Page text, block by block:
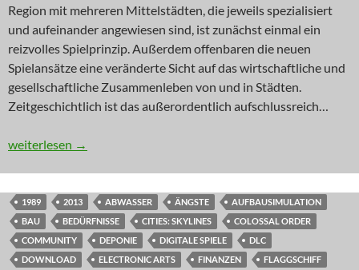
Region mit mehreren Mittelstädten, die jeweils spezialisiert
und aufeinander angewiesen sind, ist zunächst einmal ein
reizvolles Spielprinzip. Außerdem offenbaren die neuen
Spielansätze eine veränderte Sicht auf das wirtschaftliche und
gesellschaftliche Zusammenleben von und in Städten.
Zeitgeschichtlich ist das außerordentlich aufschlussreich…
INNOVATION: Sim Region
weiterlesen →
1989 2013 ABWASSER ÄNGSTE
AUFBAUSIMULATION
BAU
BEDÜRFNISSE CITIES: SKYLINES
COLOSSAL ORDER
COMMUNITY
DEPONIE DIGITALE SPIELE
DLC
DOWNLOAD
ELECTRONIC ARTS FINANZEN
FLAGGSCHIFF